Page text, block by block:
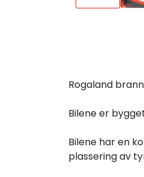
Rogaland
Bilene er
Bilene har en
plassering av